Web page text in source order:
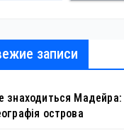
записи
знаходиться Мадейра:
острова